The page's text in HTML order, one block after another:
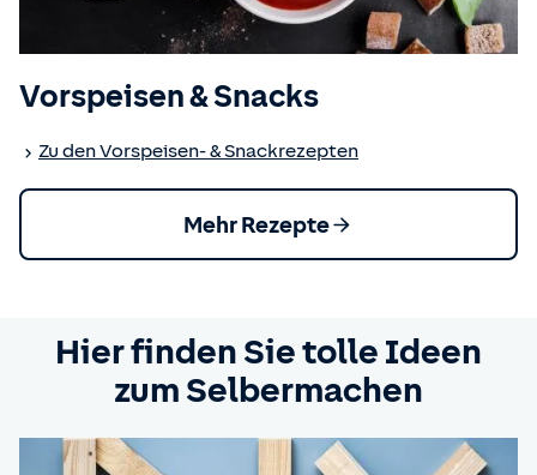
Vorspeisen & Snacks
Zu den Vorspeisen- & Snackrezepten
Mehr Rezepte
Hier finden Sie tolle Ideen
zum Selbermachen